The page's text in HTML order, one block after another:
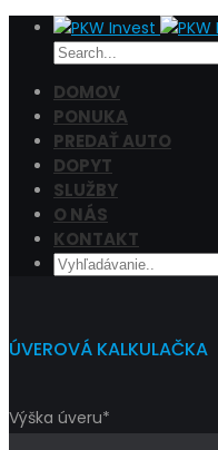
DOMOV
PONUKA
PREDAŤ AUTO
DOPYT
SLUŽBY
O NÁS
KONTAKT
Cena
Filtrovať
ÚVEROVÁ KALKULAČKA
Výška úveru*